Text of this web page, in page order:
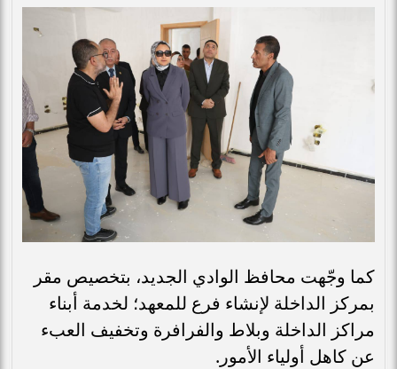
كما وجّهت محافظ الوادي الجديد، بتخصيص مقر
بمركز الداخلة لإنشاء فرع للمعهد؛ لخدمة أبناء
مراكز الداخلة وبلاط والفرافرة وتخفيف العبء
عن كاهل أولياء الأمور.